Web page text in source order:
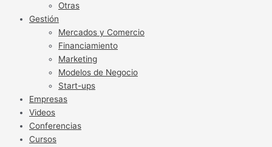
Otras
Gestión
Mercados y Comercio
Financiamiento
Marketing
Modelos de Negocio
Start-ups
Empresas
Videos
Conferencias
Cursos